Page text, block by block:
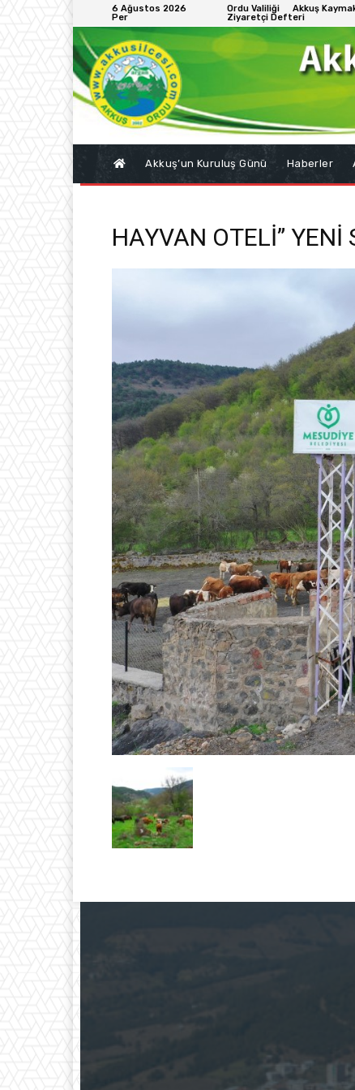
6 Ağustos 2026
Per
Ordu Valiliği Akkuş
Ziyaretçi Defteri
Akkuş’un Kuruluş Günü Haberler
HAYVAN OTELİ”